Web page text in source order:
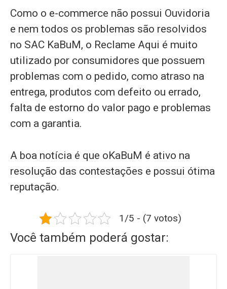
Como o e-commerce não possui Ouvidoria
e nem todos os problemas são resolvidos
no SAC KaBuM, o Reclame Aqui é muito
utilizado por consumidores que possuem
problemas com o pedido, como atraso na
entrega, produtos com defeito ou errado,
falta de estorno do valor pago e problemas
com a garantia.
A boa notícia é que oKaBuM é ativo na
resolução das contestações e possui ótima
reputação.
1/5 - (7 votos)
Você também poderá gostar: